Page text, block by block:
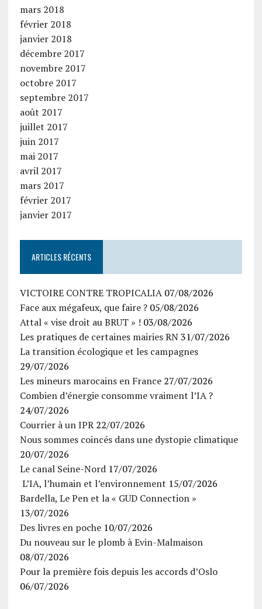
mars 2018
février 2018
janvier 2018
décembre 2017
novembre 2017
octobre 2017
septembre 2017
août 2017
juillet 2017
juin 2017
mai 2017
avril 2017
mars 2017
février 2017
janvier 2017
ARTICLES RÉCENTS
VICTOIRE CONTRE TROPICALIA 07/08/2026
Face aux mégafeux, que faire ? 05/08/2026
Attal « vise droit au BRUT » ! 03/08/2026
Les pratiques de certaines mairies RN 31/07/2026
La transition écologique et les campagnes
29/07/2026
Les mineurs marocains en France 27/07/2026
Combien d’énergie consomme vraiment l’IA ?
24/07/2026
Courrier à un IPR 22/07/2026
Nous sommes coincés dans une dystopie climatique
20/07/2026
Le canal Seine-Nord 17/07/2026
L’IA, l’humain et l’environnement 15/07/2026
Bardella, Le Pen et la « GUD Connection »
13/07/2026
Des livres en poche 10/07/2026
Du nouveau sur le plomb à Evin-Malmaison
08/07/2026
Pour la première fois depuis les accords d’Oslo
06/07/2026